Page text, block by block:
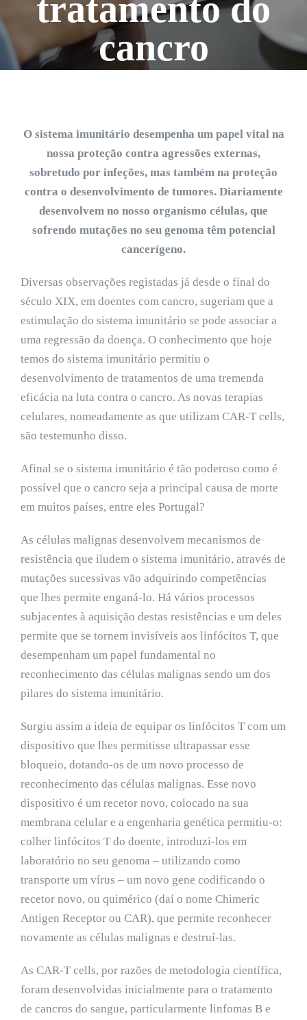
tratamento do
cancro
O sistema imunitário desempenha um papel vital na
nossa proteção contra agressões externas,
sobretudo por infeções, mas também na proteção
contra o desenvolvimento de tumores. Diariamente
desenvolvem no nosso organismo células, que
sofrendo mutações no seu genoma têm potencial
cancerígeno.
Diversas observações registadas já desde o final do
século XIX, em doentes com cancro, sugeriam que a
estimulação do sistema imunitário se pode associar a
uma regressão da doença. O conhecimento que hoje
temos do sistema imunitário permitiu o
desenvolvimento de tratamentos de uma tremenda
eficácia na luta contra o cancro. As novas terapias
celulares, nomeadamente as que utilizam CAR-T cells,
são testemunho disso.
Afinal se o sistema imunitário é tão poderoso como é
possível que o cancro seja a principal causa de morte
em muitos países, entre eles Portugal?
As células malignas desenvolvem mecanismos de
resistência que iludem o sistema imunitário, através de
mutações sucessivas vão adquirindo competências
que lhes permite enganá-lo. Há vários processos
subjacentes à aquisição destas resistências e um deles
permite que se tornem invisíveis aos linfócitos T, que
desempenham um papel fundamental no
reconhecimento das células malignas sendo um dos
pilares do sistema imunitário.
Surgiu assim a ideia de equipar os linfócitos T com um
dispositivo que lhes permitisse ultrapassar esse
bloqueio, dotando-os de um novo processo de
reconhecimento das células malignas. Esse novo
dispositivo é um recetor novo, colocado na sua
membrana celular e a engenharia genética permitiu-o:
colher linfócitos T do doente, introduzi-los em
laboratório no seu genoma – utilizando como
transporte um vírus – um novo gene codificando o
recetor novo, ou quimérico (daí o nome Chimeric
Antigen Receptor ou CAR), que permite reconhecer
novamente as células malignas e destruí-las.
As CAR-T cells, por razões de metodologia científica,
foram desenvolvidas inicialmente para o tratamento
de cancros do sangue, particularmente linfomas B e